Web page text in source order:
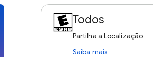
Todos
Partilha a Localização
Saiba mais